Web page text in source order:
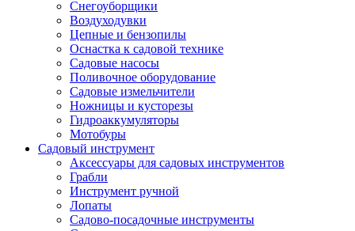
Аксессуары для велосипедов
аксессуары для радиоуправляемых моделей
Расходные материалы
Бумага разная
Бумага для офисной техники
Бумага для профессиональной печати
Фотобумага
Наклейки
Термобумага
Бумага для факса
Пленка для печати
Пленка для ламинирования
Материалы для заправки
Чернила и заправки
Снегоуборщики
Воздуходувки
Цепные и бензопилы
Оснастка к садовой технике
Садовые насосы
Поливочное оборудование
Садовые измельчители
Ножницы и кусторезы
Гидроаккумуляторы
Мотобуры
Садовый инструмент
Аксессуары для садовых инструментов
Грабли
Инструмент ручной
Лопаты
Садово-посадочные инструменты